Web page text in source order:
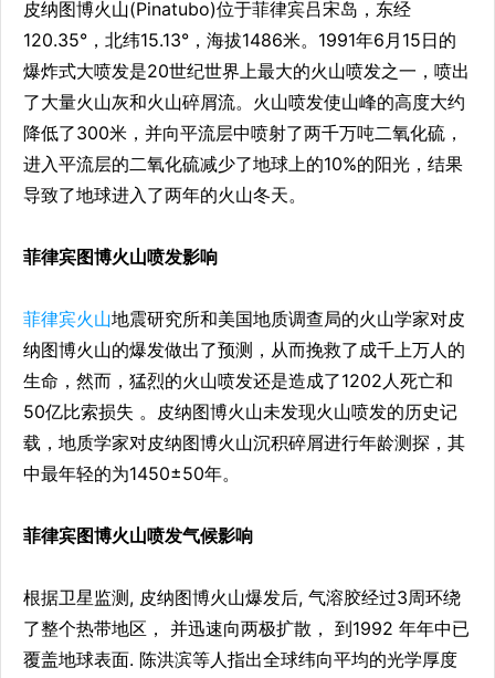
皮纳图博火山(Pinatubo)位于菲律宾吕宋岛，东经
120.35°，北纬15.13°，海拔1486米。1991年6月15日的
爆炸式大喷发是20世纪世界上最大的火山喷发之一，喷出
了大量火山灰和火山碎屑流。火山喷发使山峰的高度大约
降低了300米，并向平流层中喷射了两千万吨二氧化硫，
进入平流层的二氧化硫减少了地球上的10%的阳光，结果
导致了地球进入了两年的火山冬天。
菲律宾图博火山喷发影响
菲律宾火山地震研究所和美国地质调查局的火山学家对皮
纳图博火山的爆发做出了预测，从而挽救了成千上万人的
生命，然而，猛烈的火山喷发还是造成了1202人死亡和
50亿比索损失 。皮纳图博火山未发现火山喷发的历史记
载，地质学家对皮纳图博火山沉积碎屑进行年龄测探，其
中最年轻的为1450±50年。
菲律宾图博火山喷发气候影响
根据卫星监测, 皮纳图博火山爆发后, 气溶胶经过3周环绕
了整个热带地区， 并迅速向两极扩散， 到1992 年年中已
覆盖地球表面. 陈洪滨等人指出全球纬向平均的光学厚度